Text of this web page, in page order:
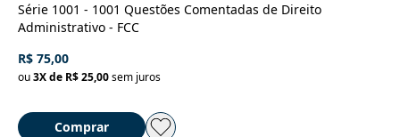
Série 1001 - 1001 Questões Comentadas de Direito
Administrativo - FCC
R$ 75,00
ou3X de R$ 25,00sem juros
Comprar